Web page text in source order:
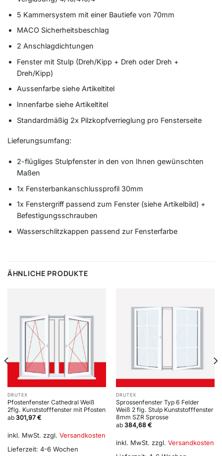
5 Kammersystem mit einer Bautiefe von 70mm
MACO Sicherheitsbeschlag
2 Anschlagdichtungen
Fenster mit Stulp (Dreh/Kipp + Dreh oder Dreh +
Dreh/Kipp)
Aussenfarbe siehe Artikeltitel
Innenfarbe siehe Artikeltitel
Standardmäßig 2x Pilzkopfverrieglung pro Fensterseite
Lieferungsumfang:
2-flügliges Stulpfenster in den von Ihnen gewünschten
Maßen
1x Fensterbankanschlussprofil 30mm
1x Fenstergriff passend zum Fenster (siehe Artikelbild) +
Befestigungsschrauben
Wasserschlitzkappen passend zur Fensterfarbe
ÄHNLICHE PRODUKTE
DRUTEX
Pfostenfenster Cathedral Weiß
2flg. Kunststofffenster mit Pfosten
ab 301,97 €
inkl. MwSt. zzgl. Versandkosten
Lieferzeit: 4-6 Wochen
DRUTEX
Sprossenfenster Typ 6 Felder
Weiß 2 flg. Stulp Kunststofffenster
8mm SZR Sprosse
ab 384,68 €
inkl. MwSt. zzgl. Versandkosten